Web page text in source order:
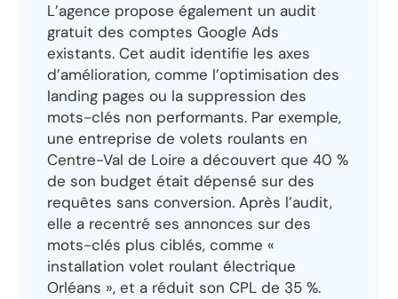
L’agence propose également un audit
gratuit des comptes Google Ads
existants. Cet audit identifie les axes
d’amélioration, comme l’optimisation des
landing pages ou la suppression des
mots-clés non performants. Par exemple,
une entreprise de volets roulants en
Centre-Val de Loire a découvert que 40 %
de son budget était dépensé sur des
requêtes sans conversion. Après l’audit,
elle a recentré ses annonces sur des
mots-clés plus ciblés, comme «
installation volet roulant électrique
Orléans », et a réduit son CPL de 35 %.